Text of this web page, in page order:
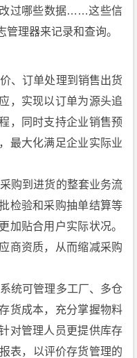
过哪些数据……这些信
理器来记录和查询。
、订单处理到销售出货
，实现以订单为源头追
，同时支持企业销售预
最大化满足企业实际业
购到进货的整套业务流
检验和采购抽单结算等
加贴合用户实际状况。
商资质，从而缩减采购
统可管理多工厂、多仓
货成本，充分掌握物料
对管理人员更提供库存
表，以评价存货管理的